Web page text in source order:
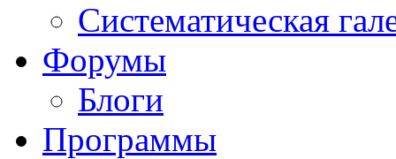
Систематическая
Форумы
Блоги
Программы